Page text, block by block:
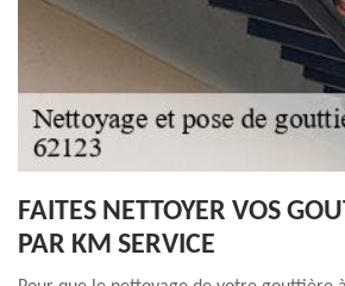
FAITES NETTOYER VOS
PAR KM SERVICE